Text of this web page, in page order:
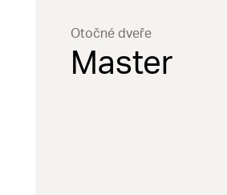
Otočné dveře
Master